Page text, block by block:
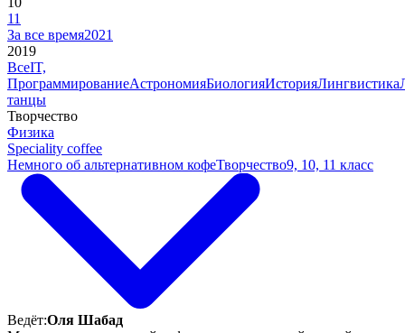
11
За все время2021
2019
ВсеIT,
ПрограммированиеАстрономияБиологияИсторияЛингвистика
танцы
Творчество
Физика
Speciality coffee
Немного об альтернативном кофеТворчество9, 10, 11 класс
Ведёт:Оля Шабад